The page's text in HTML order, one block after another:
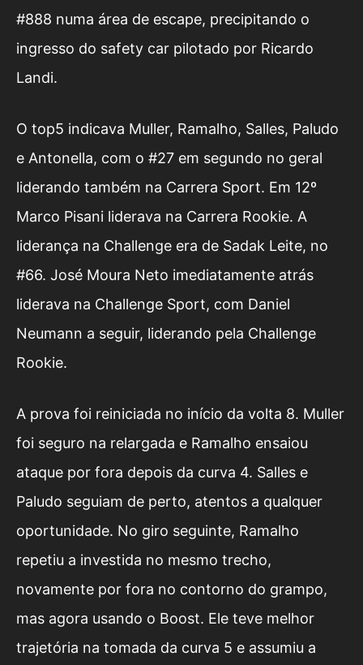
#888 numa área de escape, precipitando o
ingresso do safety car pilotado por Ricardo
Landi.
O top5 indicava Muller, Ramalho, Salles, Paludo
e Antonella, com o #27 em segundo no geral
liderando também na Carrera Sport. Em 12º
Marco Pisani liderava na Carrera Rookie. A
liderança na Challenge era de Sadak Leite, no
#66. José Moura Neto imediatamente atrás
liderava na Challenge Sport, com Daniel
Neumann a seguir, liderando pela Challenge
Rookie.
A prova foi reiniciada no início da volta 8. Muller
foi seguro na relargada e Ramalho ensaiou
ataque por fora depois da curva 4. Salles e
Paludo seguiam de perto, atentos a qualquer
oportunidade. No giro seguinte, Ramalho
repetiu a investida no mesmo trecho,
novamente por fora no contorno do grampo,
mas agora usando o Boost. Ele teve melhor
trajetória na tomada da curva 5 e assumiu a